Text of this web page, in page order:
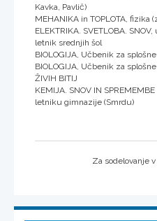
Kavka, Pavlič)
MEHANIKA in TOPLOTA, fizika
ELEKTRIKA. SVETLOBA.
letnik srednjih šol
BIOLOGIJA, Učbenik za
BIOLOGIJA, Učbenik za
ŽIVIH BITIJ
KEMIJA. SNOV IN
letniku gimnazije (Smrdu)
Za sodelovanje